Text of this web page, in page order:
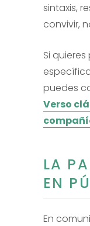
sintaxis,
convivir,
Si
puedes
Verso
LA
EN
En